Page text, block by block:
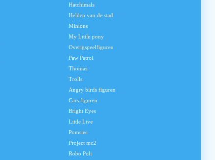
Hatchimals
Helden van de stad
Minions
My Little pony
Overigspeelfiguren
Paw Patrol
Thomas
Trolls
Angry birds figuren
Cars figuren
Bright Eyes
Little Live
Pomsies
Project mc2
Robo Poli